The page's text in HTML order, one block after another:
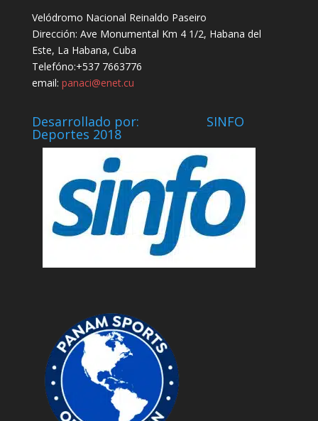
Velódromo Nacional Reinaldo Paseiro
Dirección: Ave Monumental Km 4 1/2, Habana del
Este, La Habana, Cuba
Telefóno:+537 7663776
email: panaci@enet.cu
Desarrollado por: SINFO
Deportes 2018